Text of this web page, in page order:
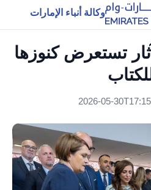
وكالة أنباء الإمارات
تستعرض كنوزها
2026-05-